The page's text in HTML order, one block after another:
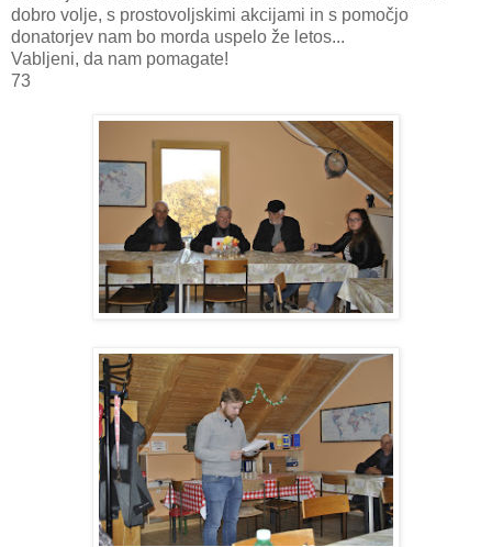
dobro volje, s prostovoljskimi akcijami in s pomočjo
donatorjev nam bo morda uspelo že letos...
Vabljeni, da nam pomagate!
73